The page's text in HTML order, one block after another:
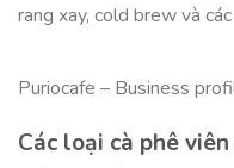
rang xay, cold brew và
Puriocafe – Business
Các loại cà phê